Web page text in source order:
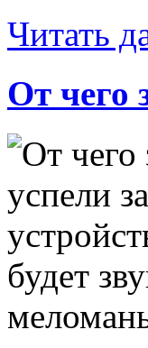
Читать
От чего
успели
будет